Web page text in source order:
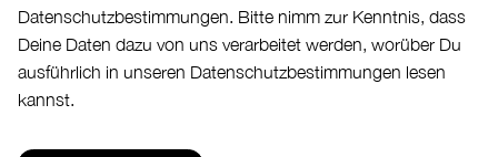
Datenschutzbestimmungen. Bitte nimm zur Kenntnis, dass
Deine Daten dazu von uns verarbeitet werden, worüber Du
ausführlich in unseren Datenschutzbestimmungen lesen
kannst.